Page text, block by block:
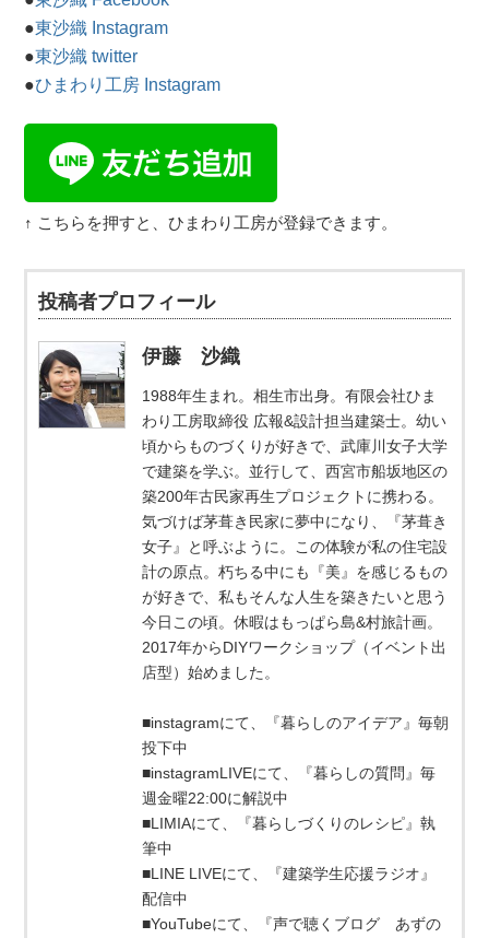
●東沙織 Instagram
●東沙織 twitter
●ひまわり工房 Instagram
↑ こちらを押すと、ひまわり工房が登録できます。
投稿者プロフィール
伊藤 沙織
1988年生まれ。相生市出身。有限会社ひま
わり工房取締役 広報&設計担当建築士。幼い
頃からものづくりが好きで、武庫川女子大学
で建築を学ぶ。並行して、西宮市船坂地区の
築200年古民家再生プロジェクトに携わる。
気づけば茅葺き民家に夢中になり、『茅葺き
女子』と呼ぶように。この体験が私の住宅設
計の原点。朽ちる中にも『美』を感じるもの
が好きで、私もそんな人生を築きたいと思う
今日この頃。休暇はもっぱら島&村旅計画。
2017年からDIYワークショップ（イベント出
店型）始めました。
■instagramにて、『暮らしのアイデア』毎朝
投下中
■instagramLIVEにて、『暮らしの質問』毎
週金曜22:00に解説中
■LIMIAにて、『暮らしづくりのレシピ』執
筆中
■LINE LIVEにて、『建築学生応援ラジオ』
配信中
■YouTubeにて、『声で聴くブログ あずの